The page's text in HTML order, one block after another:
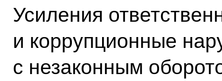
Усиления
и коррупционные
с незаконным